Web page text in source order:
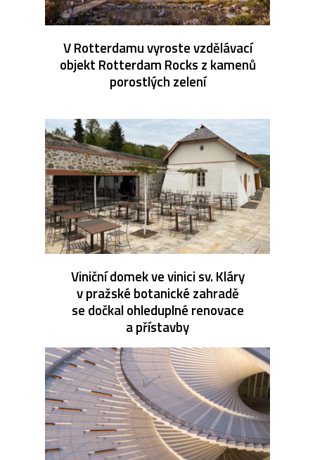
V Rotterdamu vyroste vzdělávací
objekt Rotterdam Rocks z kamenů
porostlých zelení
Viniční domek ve vinici sv. Kláry
v pražské botanické zahradě
se dočkal ohleduplné renovace
a přístavby